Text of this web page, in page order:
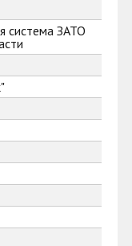
система ЗАТО